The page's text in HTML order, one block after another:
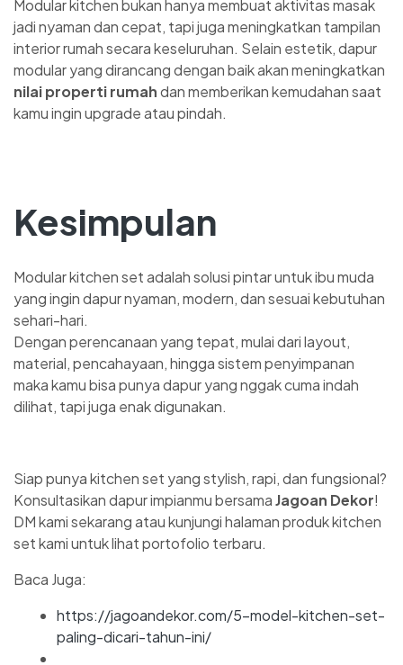
Modular kitchen bukan hanya membuat aktivitas masak
jadi nyaman dan cepat, tapi juga meningkatkan tampilan
interior rumah secara keseluruhan. Selain estetik, dapur
modular yang dirancang dengan baik akan meningkatkan
nilai properti rumahdan memberikan kemudahan saat
kamu ingin upgrade atau pindah.
Kesimpulan
Modular kitchen set adalah solusi pintar untuk ibu muda
yang ingin dapur nyaman, modern, dan sesuai kebutuhan
sehari-hari.
Dengan perencanaan yang tepat, mulai dari layout,
material, pencahayaan, hingga sistem penyimpanan
maka kamu bisa punya dapur yang nggak cuma indah
dilihat, tapi juga enak digunakan.
Siap punya kitchen set yang stylish, rapi, dan fungsional?
Konsultasikan dapur impianmu bersamaJagoan Dekor!
DM kami sekarang atau kunjungi halaman produk kitchen
set kami untuk lihat portofolio terbaru.
Baca Juga:
https://jagoandekor.com/5-model-kitchen-set-
paling-dicari-tahun-ini/